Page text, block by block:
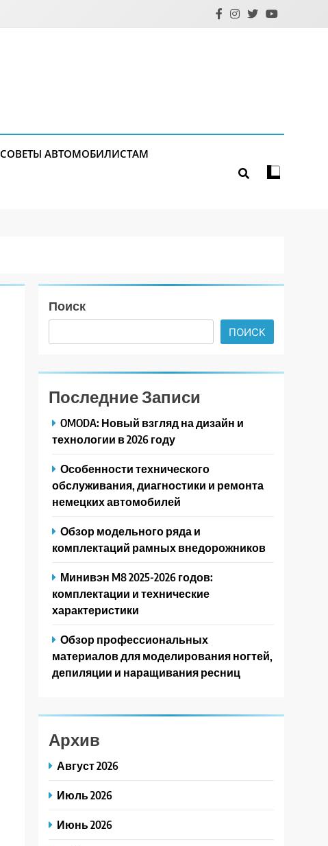
СОВЕТЫ АВТОМОБИЛИСТАМ
Поиск
ПОИСК
Последние Записи
OMODA: Новый взгляд на дизайн и
технологии в 2026 году
Особенности технического
обслуживания, диагностики и ремонта
немецких автомобилей
Обзор модельного ряда и
комплектаций рамных внедорожников
Минивэн M8 2025-2026 годов:
комплектации и технические
характеристики
Обзор профессиональных
материалов для моделирования ногтей,
депиляции и наращивания ресниц
Архив
Август 2026
Июль 2026
Июнь 2026